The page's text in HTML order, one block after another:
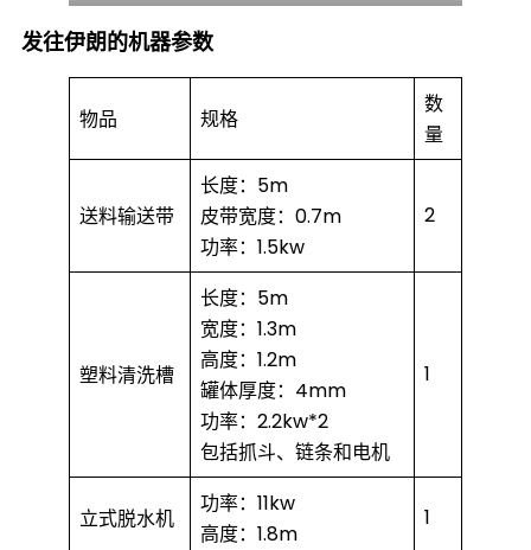
发往伊朗的机器参数
物品 规格
数
量
送料输送带
长度：5m
皮带宽度：0.7m
功率：1.5kw
2
塑料清洗槽
长度：5m
宽度：1.3m
高度：1.2m
罐体厚度：4mm
功率：2.2kw*2
包括抓斗、链条和电机
1
立式脱水机
功率：11kw
高度：1.8m
1